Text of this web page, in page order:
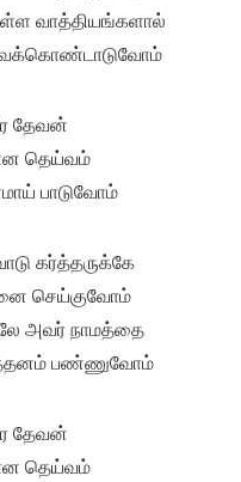
வாத்தியங்களால்
தேவன்
தெய்வம்
பாடுவோம்
கர்த்தருக்கே
செய்குவோம்
அவர் நாமத்தை
பண்ணுவோம்
தேவன்
தெய்வம்